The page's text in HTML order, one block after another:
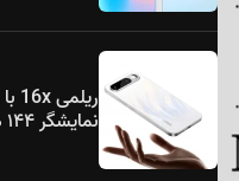
نمایشگر ۱۴۴ هرتزی معرفی می‌شود